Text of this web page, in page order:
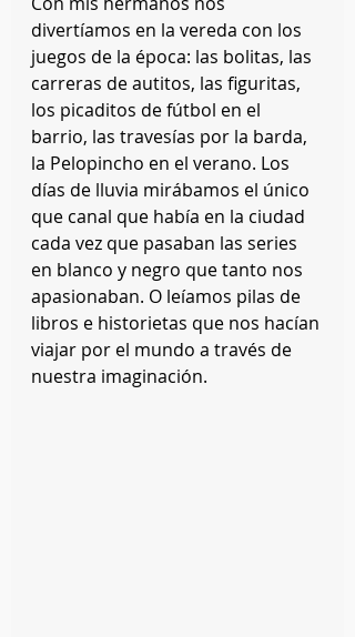
divertíamos en la vereda con los
juegos de la época: las bolitas, las
carreras de autitos, las figuritas,
los picaditos de fútbol en el
barrio, las travesías por la barda,
la Pelopincho en el verano. Los
días de lluvia mirábamos el único
que canal que había en la ciudad
cada vez que pasaban las series
en blanco y negro que tanto nos
apasionaban. O leíamos pilas de
libros e historietas que nos hacían
viajar por el mundo a través de
nuestra imaginación.